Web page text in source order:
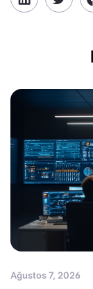
Ağustos 7, 2026